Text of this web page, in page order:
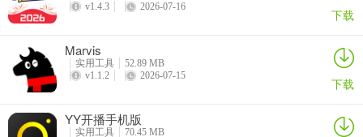
v1.4.3
2026-07-16 下载
Marvis
实用工具
52.89 MB
v1.1.2
2026-07-15 下载
YY开播手机版
实用工具
70.45 MB